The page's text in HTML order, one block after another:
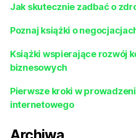
Jak skutecznie zadbać o
Poznaj książki o
Książki wspierające rozwój
biznesowych
Pierwsze kroki w
internetowego